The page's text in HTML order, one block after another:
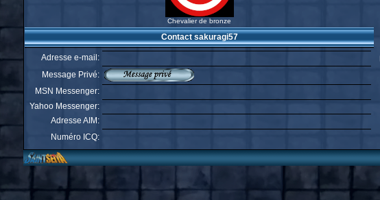
Chevalier de bronze
Contact sakuragi57
Adresse e-mail:
Message Privé:
MSN Messenger:
Yahoo Messenger:
Adresse AIM:
Numéro ICQ: